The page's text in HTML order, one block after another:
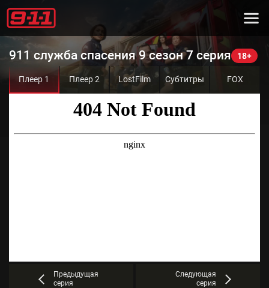
911 служба спасения 9 сезон 7 серия
Плеер 1 Плеер 2 LostFilm Субтитры FOX
Предыдущая
серия
Следующая
серия